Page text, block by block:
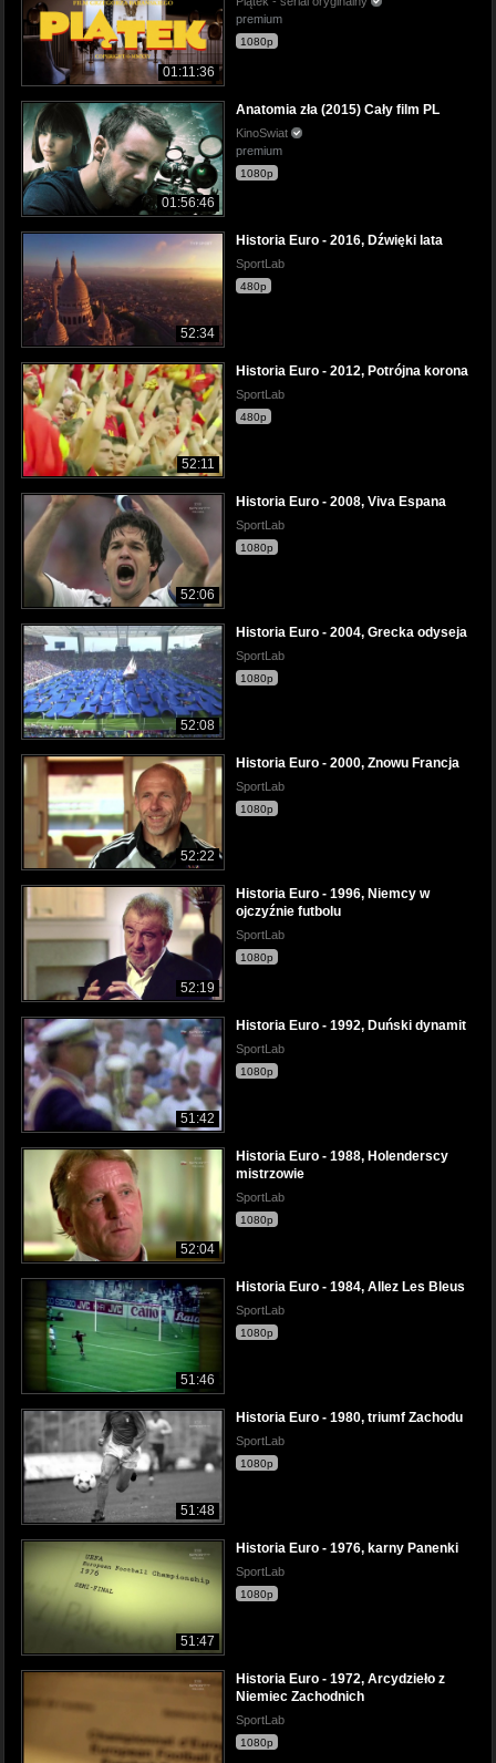
01:11:36
premium
1080p
01:56:46
Anatomia zła (2015) Cały film PL
KinoSwiat
premium
1080p
52:34
Historia Euro - 2016, Dźwięki lata
SportLab
480p
52:11
Historia Euro - 2012, Potrójna korona
SportLab
480p
52:06
Historia Euro - 2008, Viva Espana
SportLab
1080p
52:08
Historia Euro - 2004, Grecka odyseja
SportLab
1080p
52:22
Historia Euro - 2000, Znowu Francja
SportLab
1080p
52:19
Historia Euro - 1996, Niemcy w
ojczyźnie futbolu
SportLab
1080p
51:42
Historia Euro - 1992, Duński dynamit
SportLab
1080p
52:04
Historia Euro - 1988, Holenderscy
mistrzowie
SportLab
1080p
51:46
Historia Euro - 1984, Allez Les Bleus
SportLab
1080p
51:48
Historia Euro - 1980, triumf Zachodu
SportLab
1080p
51:47
Historia Euro - 1976, karny Panenki
SportLab
1080p
Historia Euro - 1972, Arcydzieło z
Niemiec Zachodnich
SportLab
1080p